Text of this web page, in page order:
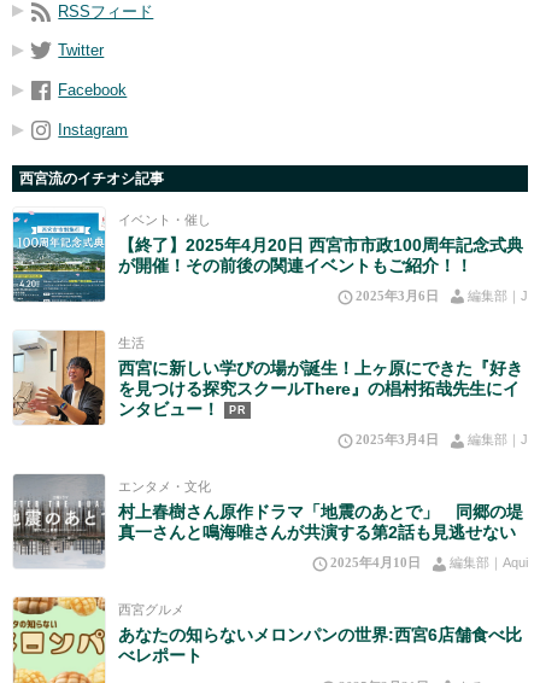
RSSフィード
Twitter
Facebook
Instagram
西宮流のイチオシ記事
イベント・催し
【終了】2025年4月20日 西宮市市政100周年記念式典
が開催！その前後の関連イベントもご紹介！！
2025年3月6日 編集部｜J
生活
西宮に新しい学びの場が誕生！上ヶ原にできた『好き
を見つける探究スクールThere』の椙村拓哉先生にイ
ンタビュー！
PR
2025年3月4日 編集部｜J
エンタメ・文化
村上春樹さん原作ドラマ「地震のあとで」 同郷の堤
真一さんと鳴海唯さんが共演する第2話も見逃せない
2025年4月10日 編集部｜Aqui
西宮グルメ
あなたの知らないメロンパンの世界:西宮6店舗食べ比
べレポート